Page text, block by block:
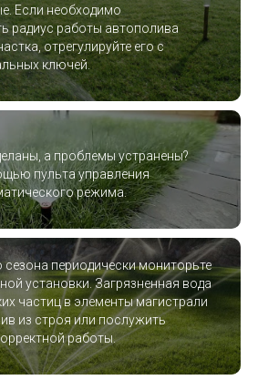
Если необходимо
радиус работы автополива
отрегулируйте его с
ключей.
а проблемы устранены?
пульта управления
режима.
сезона периодически мониторьте
установки. Загрязненная вода
частиц в элементы магистрали
из строя или послужить
работы.